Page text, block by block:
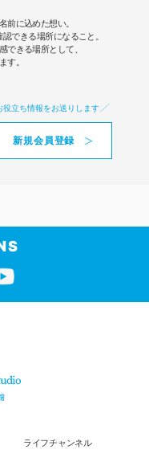
前に込めた想い。
できる場所になること。
できる場所として、
す。
役立ち情報をお送りします
新規会員登録
ライフチャンネル